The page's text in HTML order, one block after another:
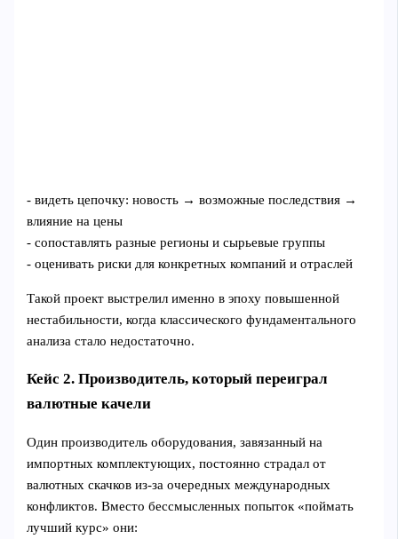
- видеть цепочку: новость → возможные последствия →
влияние на цены
- сопоставлять разные регионы и сырьевые группы
- оценивать риски для конкретных компаний и отраслей
Такой проект выстрелил именно в эпоху повышенной
нестабильности, когда классического фундаментального
анализа стало недостаточно.
Кейс 2. Производитель, который переиграл
валютные качели
Один производитель оборудования, завязанный на
импортных комплектующих, постоянно страдал от
валютных скачков из‑за очередных международных
конфликтов. Вместо бессмысленных попыток «поймать
лучший курс» они: